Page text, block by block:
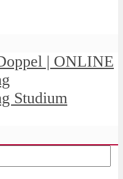
| ONLINE
Studium